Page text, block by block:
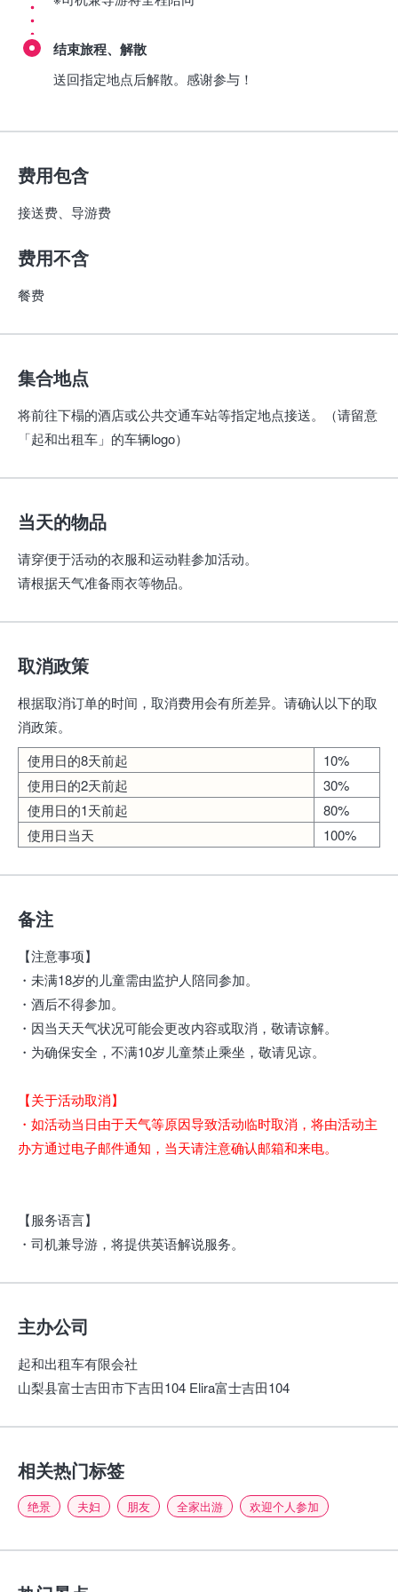
结束旅程、解散
送回指定地点后解散。感谢参与！
费用包含
接送费、导游费
费用不含
餐费
集合地点
将前往下榻的酒店或公共交通车站等指定地点接送。（请留意
「起和出租车」的车辆logo）
当天的物品
请穿便于活动的衣服和运动鞋参加活动。
请根据天气准备雨衣等物品。
取消政策
根据取消订单的时间，取消费用会有所差异。请确认以下的取
消政策。
使用日的8天前起
10%
使用日的2天前起
30%
使用日的1天前起
80%
使用日当天
100%
备注
【注意事项】
・未满18岁的儿童需由监护人陪同参加。
・酒后不得参加。
・因当天天气状况可能会更改内容或取消，敬请谅解。
・为确保安全，不满10岁儿童禁止乘坐，敬请见谅。
【关于活动取消】
・如活动当日由于天气等原因导致活动临时取消，将由活动主
办方通过电子邮件通知，当天请注意确认邮箱和来电。
【服务语言】
・司机兼导游，将提供英语解说服务。
主办公司
起和出租车有限会社
山梨县富士吉田市下吉田104 Elira富士吉田104
相关热门标签
绝景 夫妇 朋友 全家出游 欢迎个人参加